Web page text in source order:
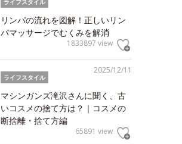
ライフスタイル
リンパの流れを図解！正しいリン
パマッサージでむくみを解消
1833897 view
2025/12/11
ライフスタイル
マシンガンズ滝沢さんに聞く、古
いコスメの捨て方は？｜コスメの
断捨離・捨て方編
65891 view